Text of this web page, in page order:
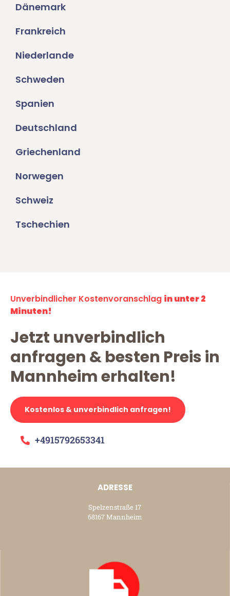
Dänemark
Frankreich
Niederlande
Schweden
Spanien
Deutschland
Griechenland
Norwegen
Schweiz
Tschechien
Unverbindlicher Kostenvoranschlag in unter 2
Minuten!
Jetzt unverbindlich
anfragen & besten Preis in
Mannheim erhalten!
Kostenlos & unverbindlich anfragen!
+4915792653341
ADRESSE
Spelzenstraße 17
68167 Mannheim